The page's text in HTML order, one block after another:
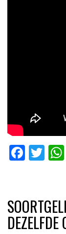
DEZELFDE